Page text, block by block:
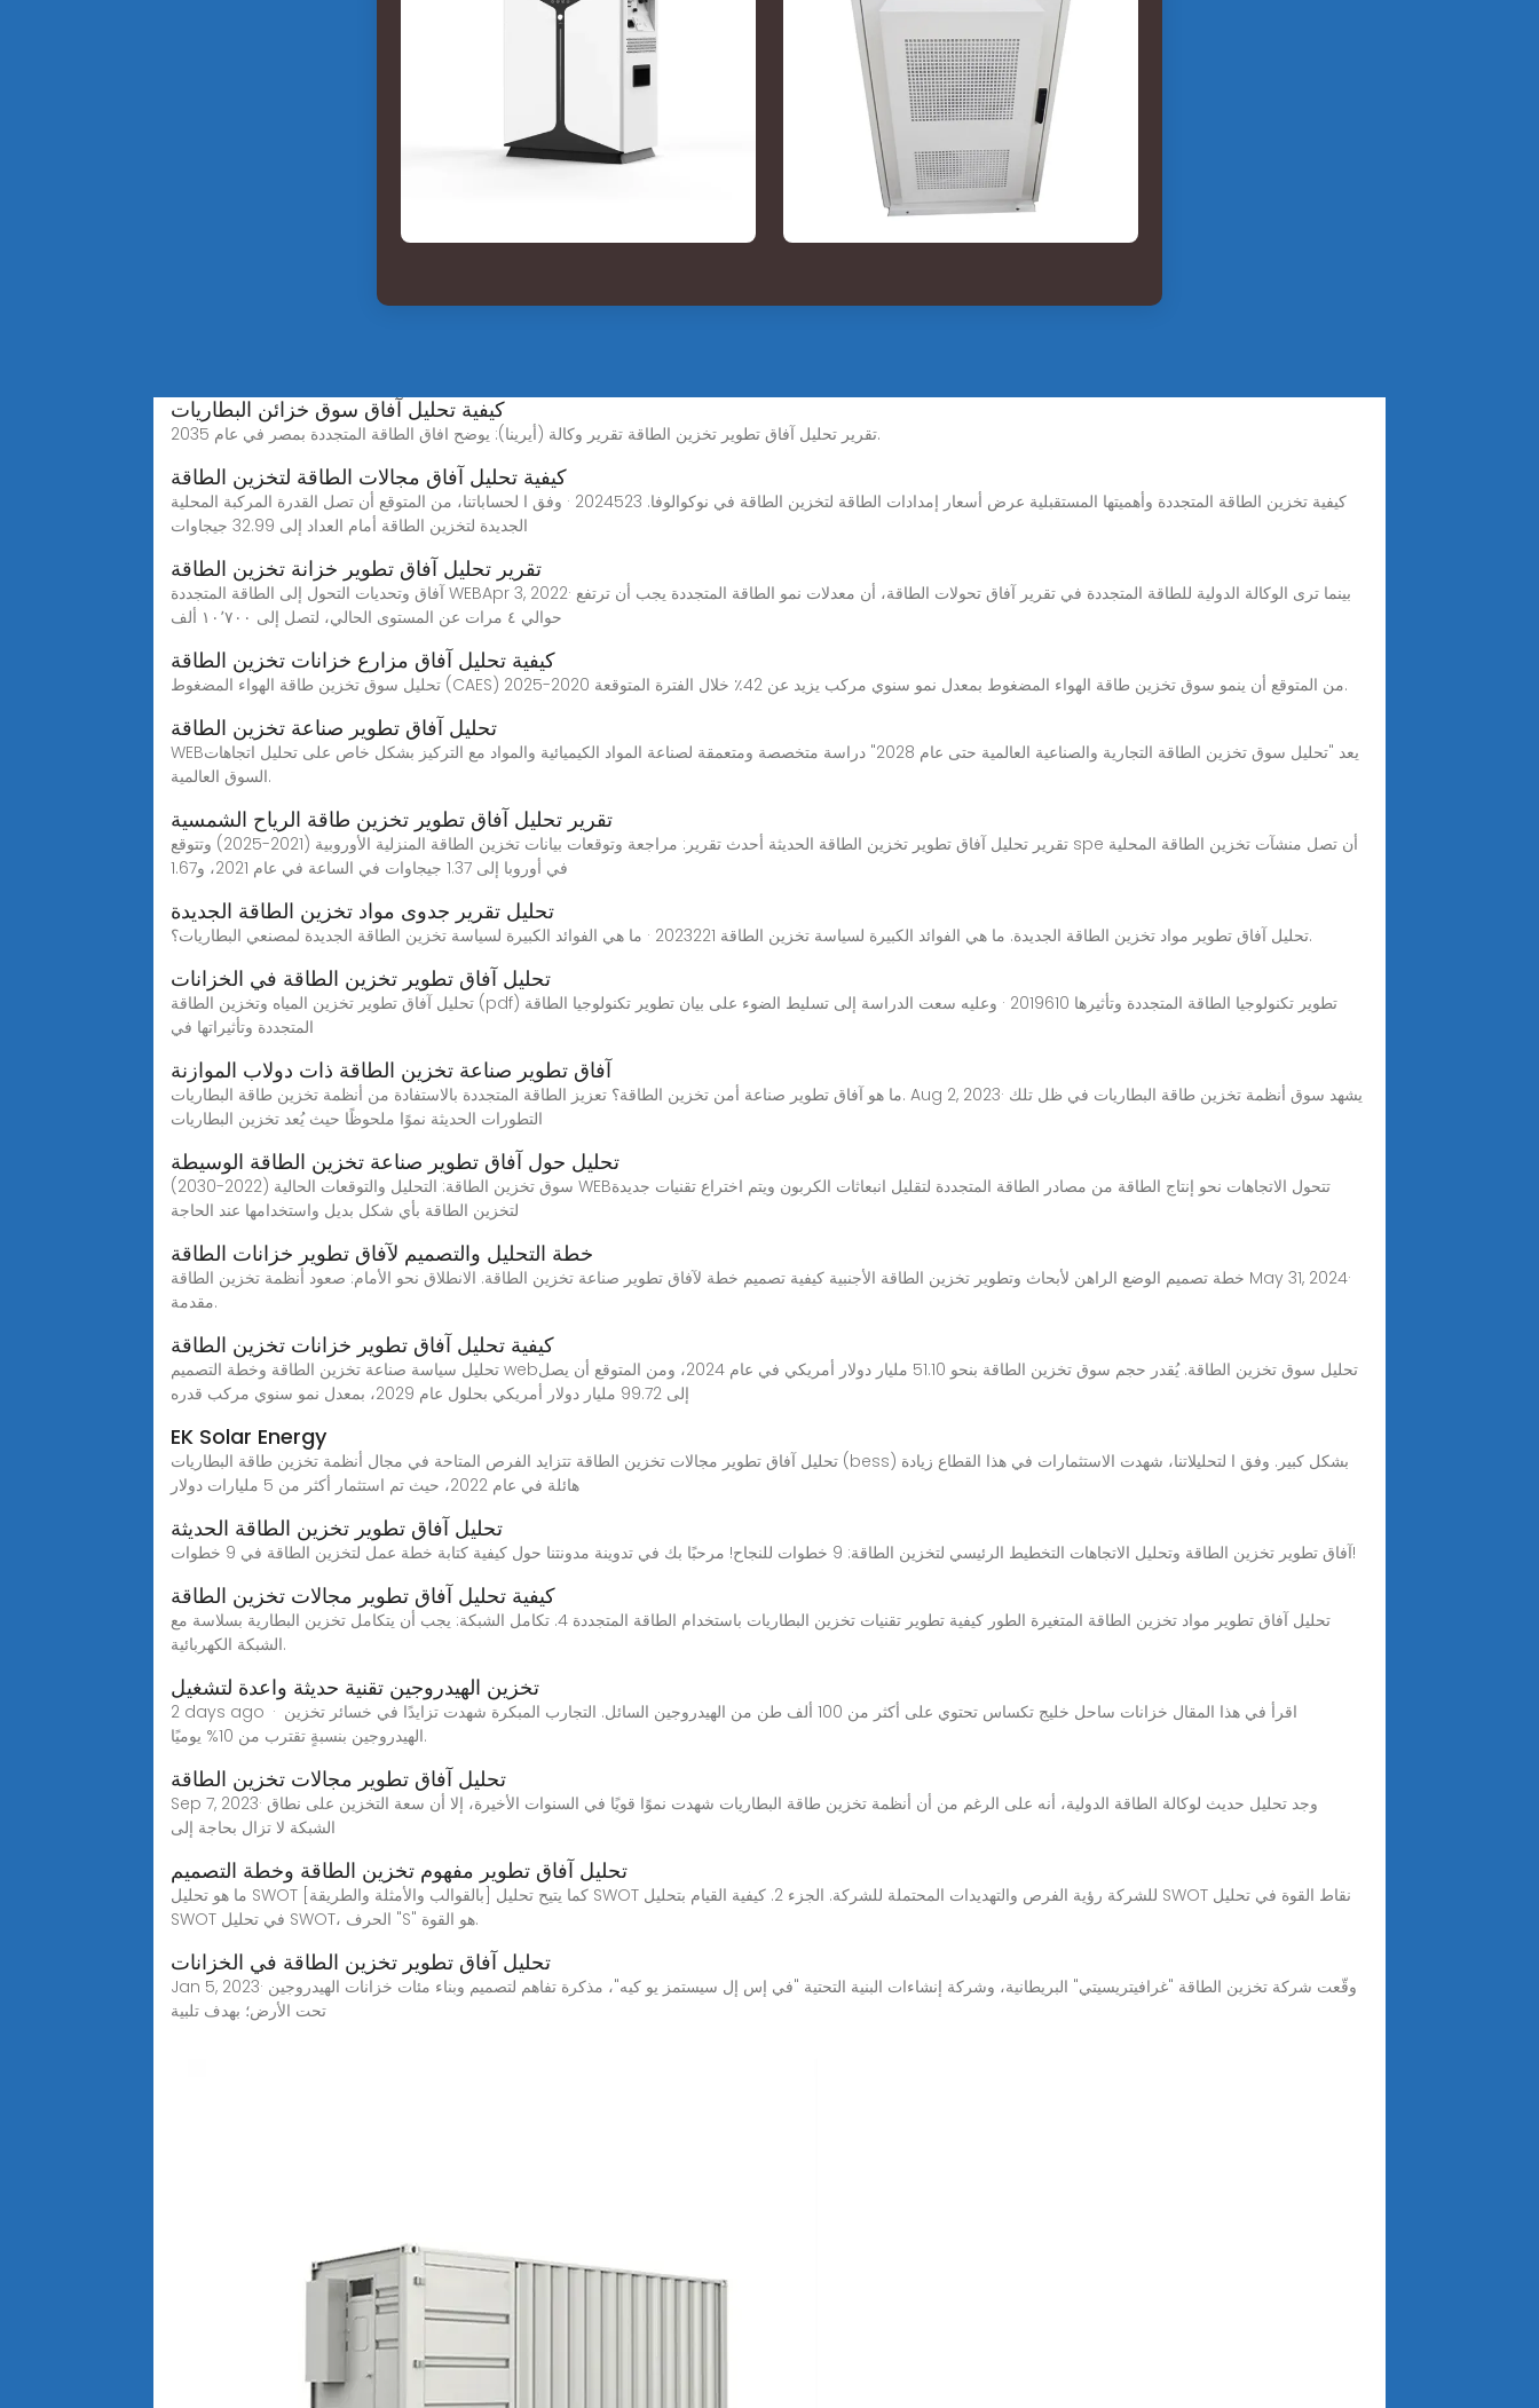
كيفية تحليل آفاق سوق خزائن البطاريات
تقرير تحليل آفاق تطوير تخزين الطاقة تقرير وكالة (أيرينا): يوضح افاق الطاقة المتجددة بمصر في عام 2035.
كيفية تحليل آفاق مجالات الطاقة لتخزين الطاقة
كيفية تخزين الطاقة المتجددة وأهميتها المستقبلية عرض أسعار إمدادات الطاقة لتخزين الطاقة في نوكوالوفا. 2024523 · وفق ا لحساباتنا، من المتوقع أن تصل القدرة المركبة المحلية
الجديدة لتخزين الطاقة أمام العداد إلى 32.99 جيجاوات
تقرير تحليل آفاق تطوير خزانة تخزين الطاقة
آفاق وتحديات التحول إلى الطاقة المتجددة WEBApr 3, 2022· بينما ترى الوكالة الدولية للطاقة المتجددة في تقرير آفاق تحولات الطاقة، أن معدلات نمو الطاقة المتجددة يجب أن ترتفع
حوالي ٤ مرات عن المستوى الحالي، لتصل إلى ١٠٬٧٠٠ ألف
كيفية تحليل آفاق مزارع خزانات تخزين الطاقة
تحليل سوق تخزين طاقة الهواء المضغوط (CAES) من المتوقع أن ينمو سوق تخزين طاقة الهواء المضغوط بمعدل نمو سنوي مركب يزيد عن 42٪ خلال الفترة المتوقعة 2020-2025.
تحليل آفاق تطوير صناعة تخزين الطاقة
WEBيعد "تحليل سوق تخزين الطاقة التجارية والصناعية العالمية حتى عام 2028" دراسة متخصصة ومتعمقة لصناعة المواد الكيميائية والمواد مع التركيز بشكل خاص على تحليل اتجاهات
السوق العالمية.
تقرير تحليل آفاق تطوير تخزين طاقة الرياح الشمسية
تقرير تحليل آفاق تطوير تخزين الطاقة الحديثة أحدث تقرير: مراجعة وتوقعات بيانات تخزين الطاقة المنزلية الأوروبية (2021-2025) وتتوقع spe أن تصل منشآت تخزين الطاقة المحلية
في أوروبا إلى 1.37 جيجاوات في الساعة في عام 2021، و1.67
تحليل تقرير جدوى مواد تخزين الطاقة الجديدة
تحليل آفاق تطوير مواد تخزين الطاقة الجديدة. ما هي الفوائد الكبيرة لسياسة تخزين الطاقة 2023221 · ما هي الفوائد الكبيرة لسياسة تخزين الطاقة الجديدة لمصنعي البطاريات؟.
تحليل آفاق تطوير تخزين الطاقة في الخزانات
تحليل آفاق تطوير تخزين المياه وتخزين الطاقة (pdf) ‫تطوير تكنولوجيا الطاقة المتجددة وتأثيرها 2019610 · وعليه سعت الدراسة إلى تسليط الضوء على بيان تطوير تكنولوجيا الطاقة
المتجددة وتأثيراتها في
آفاق تطوير صناعة تخزين الطاقة ذات دولاب الموازنة
ما هو آفاق تطوير صناعة أمن تخزين الطاقة؟ تعزيز الطاقة المتجددة بالاستفادة من أنظمة تخزين طاقة البطاريات. Aug 2, 2023· يشهد سوق أنظمة تخزين طاقة البطاريات في ظل تلك
التطورات الحديثة نموًا ملحوظًا حيث يُعد تخزين البطاريات
تحليل حول آفاق تطوير صناعة تخزين الطاقة الوسيطة
سوق تخزين الطاقة: التحليل والتوقعات الحالية (2022-2030) WEBتتحول الاتجاهات نحو إنتاج الطاقة من مصادر الطاقة المتجددة لتقليل انبعاثات الكربون ويتم اختراع تقنيات جديدة
لتخزين الطاقة بأي شكل بديل واستخدامها عند الحاجة
خطة التحليل والتصميم لآفاق تطوير خزانات الطاقة
خطة تصميم الوضع الراهن لأبحاث وتطوير تخزين الطاقة الأجنبية كيفية تصميم خطة لآفاق تطوير صناعة تخزين الطاقة. الانطلاق نحو الأمام: صعود أنظمة تخزين الطاقة May 31, 2024·
مقدمة.
كيفية تحليل آفاق تطوير خزانات تخزين الطاقة
تحليل سياسة صناعة تخزين الطاقة وخطة التصميم webتحليل سوق تخزين الطاقة. يُقدر حجم سوق تخزين الطاقة بنحو 51.10 مليار دولار أمريكي في عام 2024، ومن المتوقع أن يصل
إلى 99.72 مليار دولار أمريكي بحلول عام 2029، بمعدل نمو سنوي مركب قدره
EK Solar Energy
تحليل آفاق تطوير مجالات تخزين الطاقة تتزايد الفرص المتاحة في مجال أنظمة تخزين طاقة البطاريات (bess) بشكل كبير. وفق ا لتحليلاتنا، شهدت الاستثمارات في هذا القطاع زيادة
هائلة في عام 2022، حيث تم استثمار أكثر من 5 مليارات دولار
تحليل آفاق تطوير تخزين الطاقة الحديثة
آفاق تطوير تخزين الطاقة وتحليل الاتجاهات التخطيط الرئيسي لتخزين الطاقة: 9 خطوات للنجاح! مرحبًا بك في تدوينة مدونتنا حول كيفية كتابة خطة عمل لتخزين الطاقة في 9 خطوات!
كيفية تحليل آفاق تطوير مجالات تخزين الطاقة
تحليل آفاق تطوير مواد تخزين الطاقة المتغيرة الطور كيفية تطوير تقنيات تخزين البطاريات باستخدام الطاقة المتجددة 4. تكامل الشبكة: يجب أن يتكامل تخزين البطارية بسلاسة مع
الشبكة الكهربائية.
تخزين الهيدروجين تقنية حديثة واعدة لتشغيل
2 days ago · اقرأ في هذا المقال خزانات ساحل خليج تكساس تحتوي على أكثر من 100 ألف طن من الهيدروجين السائل. التجارب المبكرة شهدت تزايدًا في خسائر تخزين
الهيدروجين بنسبةٍ تقترب من 10% يوميًا.
تحليل آفاق تطوير مجالات تخزين الطاقة
Sep 7, 2023· وجد تحليل حديث لوكالة الطاقة الدولية، أنه على الرغم من أن أنظمة تخزين طاقة البطاريات شهدت نموًا قويًا في السنوات الأخيرة، إلا أن سعة التخزين على نطاق
الشبكة لا تزال بحاجة إلى
تحليل آفاق تطوير مفهوم تخزين الطاقة وخطة التصميم
ما هو تحليل SWOT [بالقوالب والأمثلة والطريقة] كما يتيح تحليل SWOT للشركة رؤية الفرص والتهديدات المحتملة للشركة. الجزء 2. كيفية القيام بتحليل SWOT نقاط القوة في تحليل
SWOT في تحليل SWOT، الحرف "S" هو القوة.
تحليل آفاق تطوير تخزين الطاقة في الخزانات
Jan 5, 2023· وقّعت شركة تخزين الطاقة "غرافيتريسيتي" البريطانية، وشركة إنشاءات البنية التحتية "في إس إل سيستمز يو كيه"، مذكرة تفاهم لتصميم وبناء مئات خزانات الهيدروجين
تحت الأرض؛ بهدف تلبية